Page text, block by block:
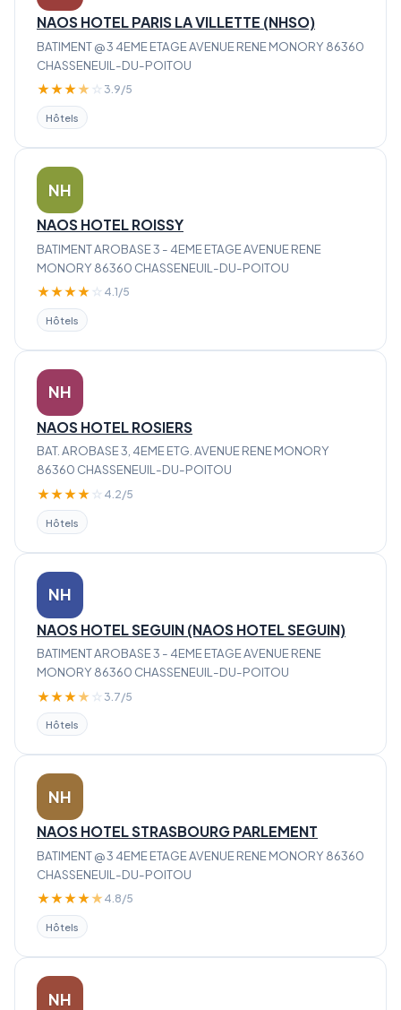
NAOS HOTEL PARIS LA VILLETTE (NHSO)
BATIMENT @ 3 4EME ETAGE AVENUE RENE MONORY 86360
CHASSENEUIL-DU-POITOU
★★★★ ☆ 3.9/5
Hôtels
NH
NAOS HOTEL ROISSY
BATIMENT AROBASE 3 - 4EME ETAGE AVENUE RENE
MONORY 86360 CHASSENEUIL-DU-POITOU
★★★★ ☆ 4.1/5
Hôtels
NH
NAOS HOTEL ROSIERS
BAT. AROBASE 3, 4EME ETG. AVENUE RENE MONORY
86360 CHASSENEUIL-DU-POITOU
★★★★ ☆ 4.2/5
Hôtels
NH
NAOS HOTEL SEGUIN (NAOS HOTEL SEGUIN)
BATIMENT AROBASE 3 - 4EME ETAGE AVENUE RENE
MONORY 86360 CHASSENEUIL-DU-POITOU
★★★★ ☆ 3.7/5
Hôtels
NH
NAOS HOTEL STRASBOURG PARLEMENT
BATIMENT @ 3 4EME ETAGE AVENUE RENE MONORY 86360
CHASSENEUIL-DU-POITOU
★★★★★ 4.8/5
Hôtels
NH